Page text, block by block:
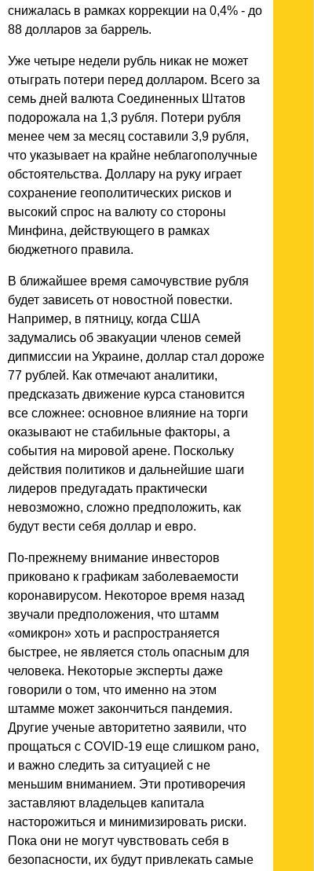
снижалась в рамках коррекции на 0,4% - до
88 долларов за баррель.
Уже четыре недели рубль никак не может
отыграть потери перед долларом. Всего за
семь дней валюта Соединенных Штатов
подорожала на 1,3 рубля. Потери рубля
менее чем за месяц составили 3,9 рубля,
что указывает на крайне неблагополучные
обстоятельства. Доллару на руку играет
сохранение геополитических рисков и
высокий спрос на валюту со стороны
Минфина, действующего в рамках
бюджетного правила.
В ближайшее время самочувствие рубля
будет зависеть от новостной повестки.
Например, в пятницу, когда США
задумались об эвакуации членов семей
дипмиссии на Украине, доллар стал дороже
77 рублей. Как отмечают аналитики,
предсказать движение курса становится
все сложнее: основное влияние на торги
оказывают не стабильные факторы, а
события на мировой арене. Поскольку
действия политиков и дальнейшие шаги
лидеров предугадать практически
невозможно, сложно предположить, как
будут вести себя доллар и евро.
По-прежнему внимание инвесторов
приковано к графикам заболеваемости
коронавирусом. Некоторое время назад
звучали предположения, что штамм
«омикрон» хоть и распространяется
быстрее, не является столь опасным для
человека. Некоторые эксперты даже
говорили о том, что именно на этом
штамме может закончиться пандемия.
Другие ученые авторитетно заявили, что
прощаться с COVID-19 еще слишком рано,
и важно следить за ситуацией с не
меньшим вниманием. Эти противоречия
заставляют владельцев капитала
насторожиться и минимизировать риски.
Пока они не могут чувствовать себя в
безопасности, их будут привлекать самые